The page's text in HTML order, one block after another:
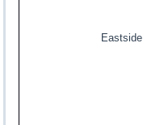
Eastside